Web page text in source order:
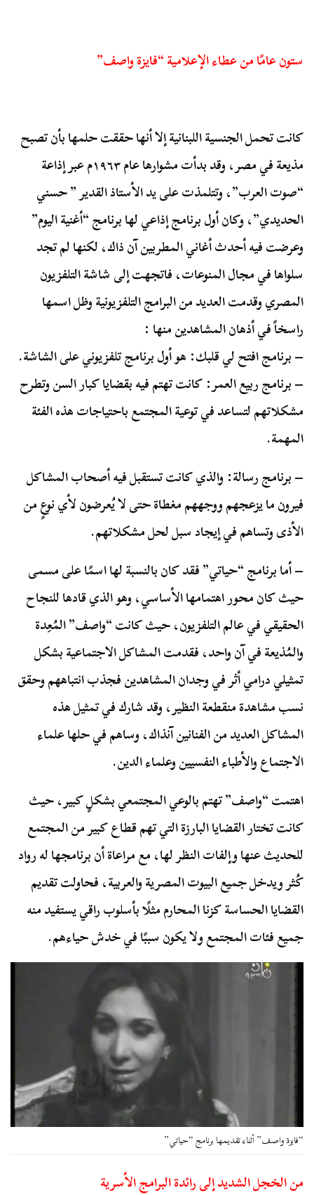
ستون عامًا من عطاء الإعلامية “فايزة واصف”
كانت تحمل الجنسية اللبنانية إلا أنها حققت حلمها بأن تصبح
مذيعة في مصر، وقد بدأت مشوارها عام ١٩٦٣م عبر إذاعة
“صوت العرب”، وتتلمذت على يد الأستاذ القدير ” حسني
الحديدي”، وكان أول برنامج إذاعي لها برنامج “أغنية اليوم”
وعرضت فيه أحدث أغاني المطربين آن ذاك، لكنها لم تجد
سلواها في مجال المنوعات، فاتجهت إلى شاشة التلفزيون
المصري وقدمت العديد من البرامج التلفزيونية وظل اسمها
راسخاً في أذهان المشاهدين منها :
– برنامج افتح لي قلبك: هو أول برنامج تلفزيوني على الشاشة.
– برنامج ربيع العمر: كانت تهتم فيه بقضايا كبار السن وتطرح
مشكلاتهم لتساعد في توعية المجتمع باحتياجات هذه الفئة
المهمة.
– برنامج رسالة: والذي كانت تستقبل فيه أصحاب المشاكل
فيرون ما يزعجهم ووجههم مغطاة حتى لا يُعرضون لأي نوعٍ من
الأذى وتساهم في إيجاد سبل لحل مشكلاتهم.
– أما برنامج “حياتي” فقد كان بالنسبة لها اسمًا على مسمى
حيث كان محور اهتمامها الأساسي، وهو الذي قادها للنجاح
الحقيقي في عالم التلفزيون، حيث كانت “واصف” المُعِدة
والمُذيعة في آن واحد، فقدمت المشاكل الاجتماعية بشكل
تمثيلي درامي أثر في وجدان المشاهدين فجذب انتباههم وحقق
نسب مشاهدة منقطعة النظير، وقد شارك في تمثيل هذه
المشاكل العديد من الفنانين آنذاك، وساهم في حلها علماء
الاجتماع والأطباء النفسيين وعلماء الدين.
اهتمت “واصف” تهتم بالوعي المجتمعي بشكلٍ كبير، حيث
كانت تختار القضايا البارزة التي تهم قطاع كبير من المجتمع
للحديث عنها وإلفات النظر لها، مع مراعاة أن برنامجها له رواد
كُثر ويدخل جميع البيوت المصرية والعربية، فحاولت تقديم
القضايا الحساسة كزنا المحارم مثلًا بأسلوب راقي يستفيد منه
جميع فئات المجتمع ولا يكون سببًا في خدش حياءهم.
“فايزة واصف” أثناء تقديمها برنامج “حياتي”
من الخجل الشديد إلى رائدة البرامج الأسرية